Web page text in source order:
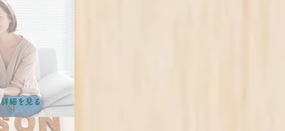
詳細を見る